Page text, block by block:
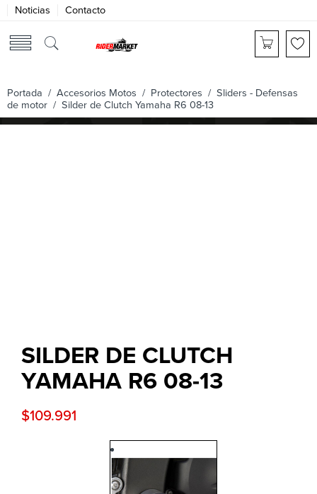
Noticias Contacto
Portada / Accesorios Motos / Protectores / Sliders - Defensas
de motor / Silder de Clutch Yamaha R6 08-13
SILDER DE CLUTCH
YAMAHA R6 08-13
$109.991